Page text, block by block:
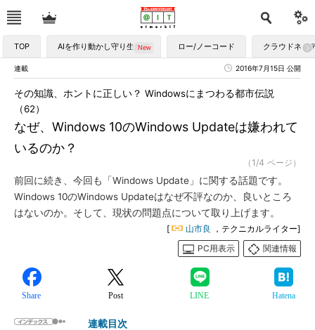
TOP AIを作り動かし守り生かす ロー/ノーコード クラウドネイ
連載 2016年7月15日 公開
なぜ、Windows 10のWindows Updateは嫌われて
いるのか？
その知識、ホントに正しい？ Windowsにまつわる都市伝説
（62）
（1/4 ページ）
前回に続き、今回も「Windows Update」に関する話題です。
Windows 10のWindows Updateはなぜ不評なのか、良いところ
はないのか。そして、現状の問題点について取り上げます。
[ 山市良
，テクニカルライター]
PC用表示
関連情報
Share Post LINE Hatena
連載目次